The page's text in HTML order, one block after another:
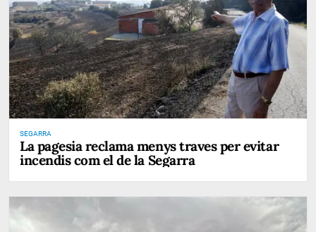
SEGARRA
La pagesia reclama menys traves per evitar
incendis com el de la Segarra